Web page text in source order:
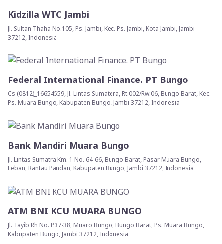
Kidzilla WTC Jambi
Jl. Sultan Thaha No.105, Ps. Jambi, Kec. Ps. Jambi, Kota Jambi, Jambi
37212, Indonesia
Federal International Finance. PT Bungo
Cs (0812)_16654559, Jl. Lintas Sumatera, Rt.002/Rw.06, Bungo Barat, Kec.
Ps. Muara Bungo, Kabupaten Bungo, Jambi 37212, Indonesia
Bank Mandiri Muara Bungo
Jl. Lintas Sumatra Km. 1 No. 64-66, Bungo Barat, Pasar Muara Bungo,
Leban, Rantau Pandan, Kabupaten Bungo, Jambi 37212, Indonesia
ATM BNI KCU MUARA BUNGO
Jl. Tayib Rh No. P.37-38, Muaro Bungo, Bungo Barat, Ps. Muara Bungo,
Kabupaten Bungo, Jambi 37212, Indonesia